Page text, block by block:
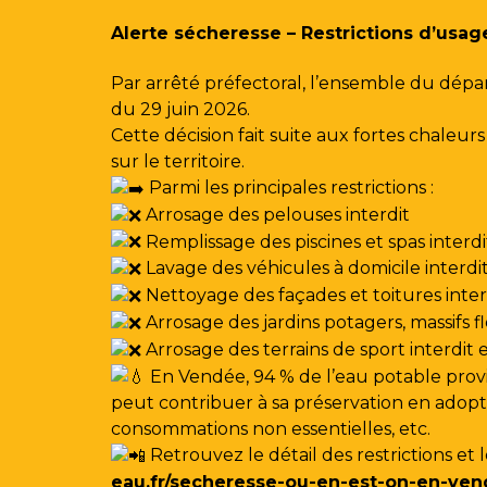
Alerte sécheresse – Restrictions
Par arrêté préfectoral, l’ensemble du
du 29 juin 2026.
Cette décision fait suite aux fortes
sur le territoire.
Parmi les principales restrictions :
Arrosage des pelouses interdit
Remplissage des piscines et spas
Lavage des véhicules à domicile interdit
Nettoyage des façades et toitures
Arrosage des jardins potagers,
Arrosage des terrains de sport interdit
En Vendée, 94 % de l’eau potable
peut contribuer à sa préservation en
consommations non essentielles, etc.
Retrouvez le détail des restrictions et
eau.fr/secheresse-ou-en-est-on-en-